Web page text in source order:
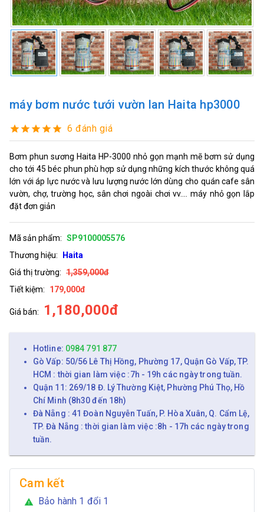
máy bơm nước tưới vườn lan Haita hp3000
6 đánh giá
Bơm phun sương Haita HP-3000 nhỏ gọn mạnh mẽ bơm sử dụng
cho tới 45 béc phun phù hợp sử dụng những kích thước không quá
lớn với áp lực nước và lưu lượng nước lớn dùng cho quán cafe sân
vườn, chợ, trường học, sân chơi ngoài chơi vv.... máy nhỏ gọn lắp
đặt đơn giản
Mã sản phẩm: SP9100005576
Thương hiệu:
Haita
Giá thị trường: 1,359,000đ
Tiết kiệm:
179,000đ
Giá bán: 1,180,000đ
Hotline: 0984 791 877
Gò Vấp: 50/56 Lê Thị Hồng, Phường 17, Quận Gò Vấp, TP.
HCM : thời gian làm việc :7h - 19h các ngày trong tuần.
Quận 11: 269/18 Đ. Lý Thường Kiệt, Phường Phú Thọ, Hồ
Chí Minh (8h30 đến 18h)
Đà Nẵng : 41 Đoàn Nguyễn Tuấn, P. Hòa Xuân, Q. Cẩm Lệ,
TP. Đà Nẵng : thời gian làm việc :8h - 17h các ngày trong
tuần.
Cam kết
warning Bảo hành 1 đổi 1